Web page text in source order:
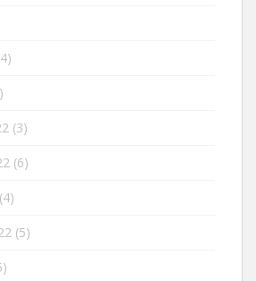
(3)
(6)
(4)
(5)